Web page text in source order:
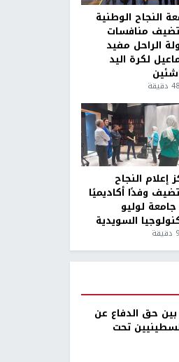
النجاح الوطنية
منافسات
الراحل مفيد
لكرة اليد
إعلام النجاح
وفدًا أكاديميًا
لوليو
السويدية
حق الدفاع عن
تحت